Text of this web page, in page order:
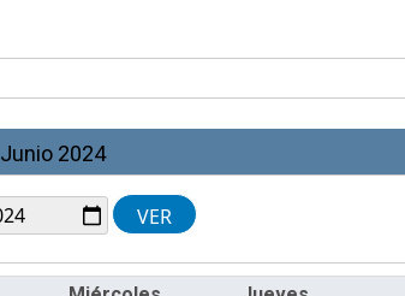
Junio 2024